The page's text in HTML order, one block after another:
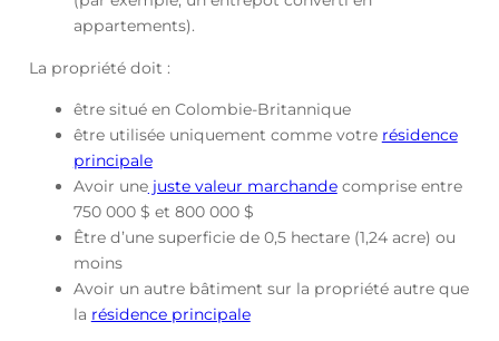
appartements).
La propriété doit :
être situé en Colombie-Britannique
être utilisée uniquement comme votre résidence
principale
Avoir unejuste valeur marchandecomprise entre
750 000 $ et 800 000 $
Être d’une superficie de 0,5 hectare (1,24 acre) ou
moins
Avoir un autre bâtiment sur la propriété autre que
la résidence principale